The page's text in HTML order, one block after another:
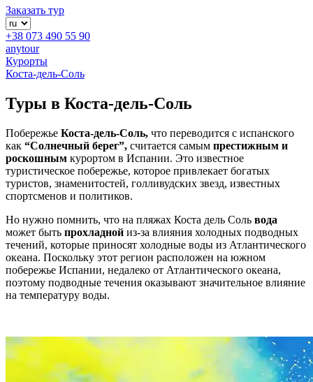
Заказать тур
+38 073 490 55 90
anytour
Курорты
Коста-дель-Соль
Туры в Коста-дель-Соль
Побережье Коста-дель-Соль, что переводится с испанского
как “Солнечный берег”, считается самым престижным и
роскошным курортом в Испании. Это известное
туристическое побережье, которое привлекает богатых
туристов, знаменитостей, голливудских звезд, известных
спортсменов и политиков.
Но нужно помнить, что на пляжах Коста дель Соль вода
может быть прохладной из-за влияния холодных подводных
течений, которые приносят холодные воды из Атлантического
океана. Поскольку этот регион расположен на южном
побережье Испании, недалеко от Атлантического океана,
поэтому подводные течения оказывают значительное влияние
на температуру воды.